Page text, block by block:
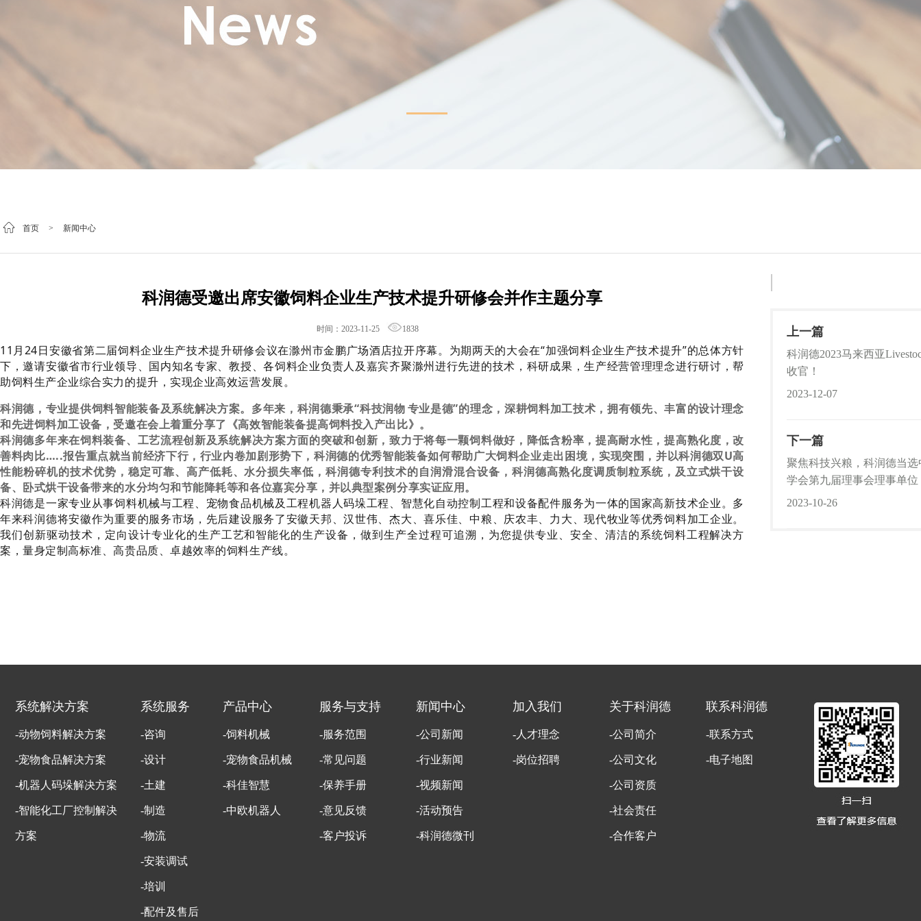
首页 > 新闻中心
科润德受邀出席安徽饲料企业生产技术提升研修会并作主题分享
时间：2023-11-25 1838
11月24日安徽省第二届饲料企业生产技术提升研修会议在滁州市金鹏广场酒店拉开序幕。为期两天的大会在“加强饲料企业生产技术提升”的总体方针
下，邀请安徽省市行业领导、国内知名专家、教授、各饲料企业负责人及嘉宾齐聚滁州进行先进的技术，科研成果，生产经营管理理念进行研讨，帮
助饲料生产企业综合实力的提升，实现企业高效运营发展。
科润德，专业提供饲料智能装备及系统解决方案。多年来，科润德秉承“科技润物 专业是德”的理念，深耕饲料加工技术，拥有领先、丰富的设计理念
和先进饲料加工设备，受邀在会上着重分享了《高效智能装备提高饲料投入产出比》。
科润德多年来在饲料装备、工艺流程创新及系统解决方案方面的突破和创新，致力于将每一颗饲料做好，降低含粉率，提高耐水性，提高熟化度，改
善料肉比…..报告重点就当前经济下行，行业内卷加剧形势下，科润德的优秀智能装备如何帮助广大饲料企业走出困境，实现突围，并以科润德双U高
性能粉碎机的技术优势，稳定可靠、高产低耗、水分损失率低，科润德专利技术的自润滑混合设备，科润德高熟化度调质制粒系统，及立式烘干设
备、卧式烘干设备带来的水分均匀和节能降耗等和各位嘉宾分享，并以典型案例分享实证应用。
科润德是一家专业从事饲料机械与工程、宠物食品机械及工程机器人码垛工程、智慧化自动控制工程和设备配件服务为一体的国家高新技术企业。多
年来科润德将安徽作为重要的服务市场，先后建设服务了安徽天邦、汉世伟、杰大、喜乐佳、中粮、庆农丰、力大、现代牧业等优秀饲料加工企业。
我们创新驱动技术，定向设计专业化的生产工艺和智能化的生产设备，做到生产全过程可追溯，为您提供专业、安全、清洁的系统饲料工程解决方
案，量身定制高标准、高贵品质、卓越效率的饲料生产线。
上一篇
科润德2023马来西亚
收官！
2023-12-07
下一篇
聚焦科技兴粮，科润德当选
学会第九届理事会理事单位
2023-10-26
系统解决方案
-动物饲料解决方案
-宠物食品解决方案
-机器人码垛解决方案
-智能化工厂控制解决
方案
系统服务
-咨询
-设计
-土建
-制造
-物流
-安装调试
-培训
-配件及售后
产品中心
-饲料机械
-宠物食品机械
-科佳智慧
-中欧机器人
服务与支持
-服务范围
-常见问题
-保养手册
-意见反馈
-客户投诉
新闻中心
-公司新闻
-行业新闻
-视频新闻
-活动预告
-科润德微刊
加入我们
-人才理念
-岗位招聘
关于科润德
-公司简介
-公司文化
-公司资质
-社会责任
-合作客户
联系科润德
-联系方式
-电子地图